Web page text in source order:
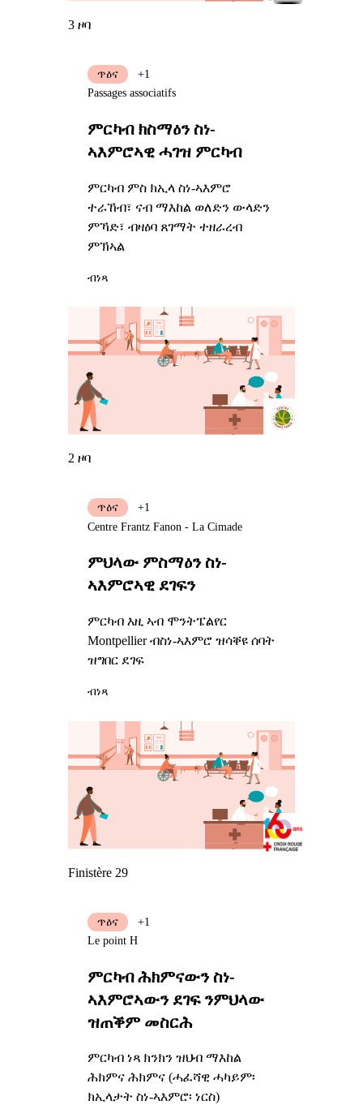
3 ዞባ
ምርካብ ክስማዕን ስነ-
ኣእምሮኣዊ ሓገዝ ምርካብ
ምርካብ ምስ ክኢላ ስነ-ኣእምሮ
ተራኸብ፣ ናብ ማእከል ወለድን ውላድን
ምኻድ፣ ብዛዕባ ጸገማት ተዘራረብ
ምኽኣል
ጥዕና
+1
Passages associatifs
ብነጻ
2 ዞባ
ምህላው ምስማዕን ስነ-
ኣእምሮኣዊ ደገፍን
ምርካብ እዚ ኣብ ሞንትፔልየር
Montpellier ብስነ-ኣእምሮ ዝሳቐዩ ሰባት
ዝግበር ደገፍ
ጥዕና
+1
Centre Frantz Fanon - La Cimade
ብነጻ
Finistère 29
ምርካብ ሕክምናውን ስነ-
ኣእምሮኣውን ደገፍ ንምህላው
ዝጠቕም መስርሕ
ምርካብ ነጻ ክንክን ዝህብ ማእከል
ሕክምና ሕክምና (ሓፈሻዊ ሓካይም፡
ክኢላታት ስነ-ኣእምሮ፡ ነርስ)
ጥዕና
+1
Le point H